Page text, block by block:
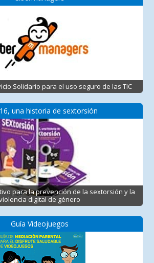
Solidario para el uso seguro de las TIC
una historia de sextorsión
para la prevención de la sextorsión y la
digital de género
Guía Videojuegos